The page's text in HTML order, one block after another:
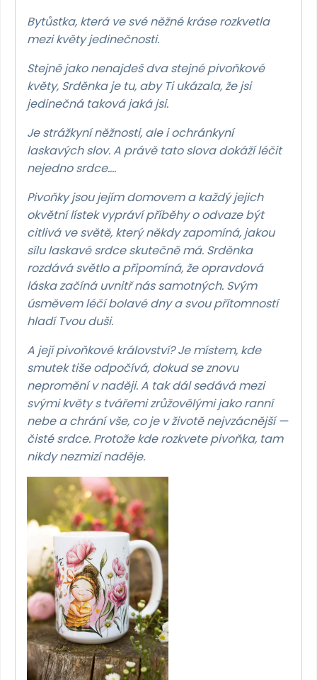
Bytůstka, která ve své něžné kráse rozkvetla
mezi květy jedinečnosti.
Stejně jako nenajdeš dva stejné pivoňkové
květy, Srděnka je tu, aby Ti ukázala, že jsi
jedinečná taková jaká jsi.
Je strážkyní něžnosti, ale i ochránkyní
laskavých slov.A právě tato slova dokáží léčit
nejedno srdce….
Pivoňky jsou jejím domovem a každý jejich
okvětní lístek vypráví příběhy o odvaze být
citlivá ve světě, který někdy zapomíná, jakou
sílu laskavé srdce skutečně má. Srděnka
rozdává světlo a připomíná,že opravdová
láska začíná uvnitř nás samotných. Svým
úsměvem léčí bolavé dny a svou přítomností
hladí Tvou duši.
A její pivoňkové království? Je místem, kde
smutek tiše odpočívá, dokud se znovu
nepromění v naději. A tak dál sedává mezi
svými květy s tvářemi zrůžovělými jako ranní
nebea chrání vše, co je v životě nejvzácnější —
čisté srdce. Protože kde rozkvete pivoňka, tam
nikdy nezmizí naděje.